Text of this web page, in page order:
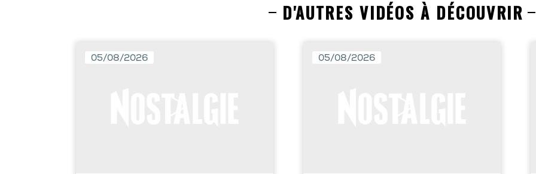
D'AUTRES VIDÉOS À DÉCOUVRIR
05/08/2026 05/08/2026